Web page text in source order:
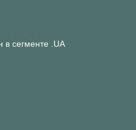
в сегменте .UA